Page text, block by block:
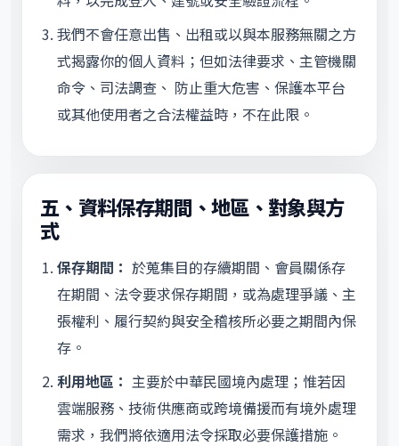
我們不會任意出售、出租或以與本服務無關之方
式揭露你的個人資料；但如法律要求、主管機關
命令、司法調查、 防止重大危害、保護本平台
或其他使用者之合法權益時，不在此限。
五、資料保存期間、地區、對象與方
式
保存期間： 於蒐集目的存續期間、會員關係存
在期間、法令要求保存期間，或為處理爭議、主
張權利、履行契約與安全稽核所必要之期間內保
存。
利用地區： 主要於中華民國境內處理；惟若因
雲端服務、技術供應商或跨境備援而有境外處理
需求，我們將依適用法令採取必要保護措施。